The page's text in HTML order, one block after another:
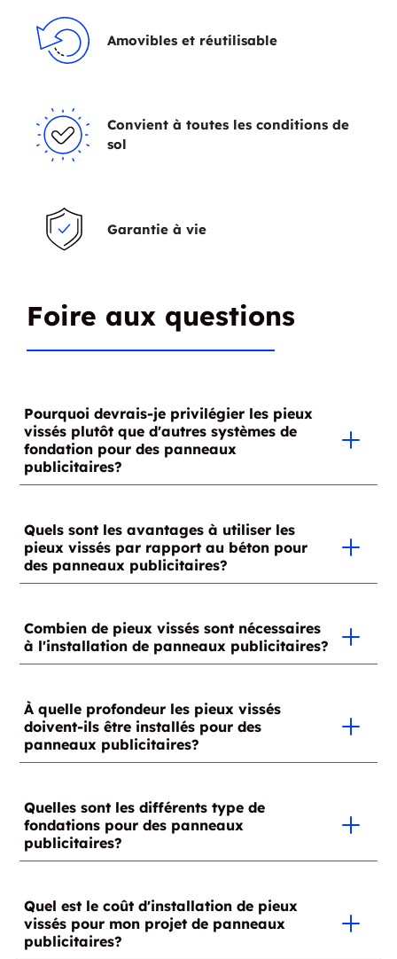
Amovibles et réutilisable
Convient à toutes les conditions de
sol
Garantie à vie
Foire aux questions
Pourquoi devrais-je privilégier les pieux
vissés plutôt que d'autres systèmes de
fondation pour des panneaux
publicitaires?
qui peuvent être boulonnées sur différents types et
modèles de poteaux d’enseignes, tout en s’ajustant à
l’espacement entre les poteaux de panneaux
publicitaires. L’installation de pieux vissés laisse une
aux dalles de béton conventionnelles qui nécessitent
l’excavation du sol et le coulage du béton.
Quels sont les avantages à utiliser les
pieux vissés par rapport au béton pour
des panneaux publicitaires?
Système adapté aux espaces restreints
Fondation solide résistante au mouvement et
à l’expansion du sol dus au gel
Pieux de différentes tailles pouvant convenir
Combien de pieux vissés sont nécessaires
à l'installation de panneaux publicitaires?
À quelle profondeur les pieux vissés
doivent-ils être installés pour des
panneaux publicitaires?
Quelles sont les différents type de
fondations pour des panneaux
publicitaires?
Dalles de béton
Quel est le coût d'installation de pieux
vissés pour mon projet de panneaux
publicitaires?